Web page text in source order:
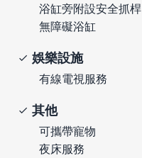
浴缸旁附設安全抓桿
無障礙浴缸
娛樂設施
有線電視服務
其他
可攜帶寵物
夜床服務